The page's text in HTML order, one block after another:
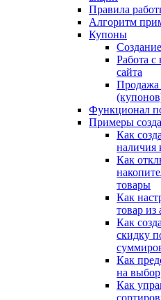
Правила
Алгоритм
Купоны
Работа
сайта
Продажа
Функционал
Примеры
Как
наличия
Как
товары
Как
товар из
Как
скидку
Как
на выбор
Как